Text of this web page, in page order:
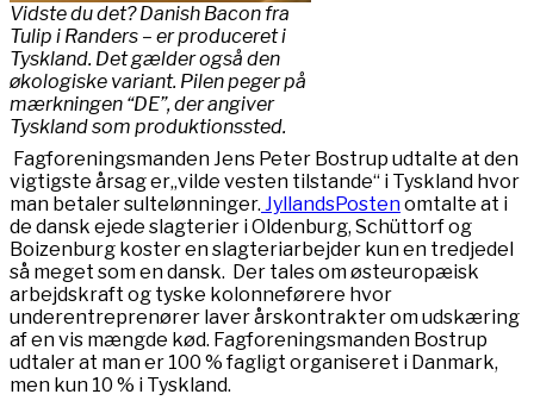
Vidste du det? Danish Bacon fra
Tulip i Randers – er produceret i
Tyskland. Det gælder også den
økologiske variant. Pilen peger på
mærkningen “DE”, der angiver
Tyskland som produktionssted.
Fagforeningsmanden Jens Peter Bostrup udtalte at den
vigtigste årsag er„vilde vesten tilstande“ i Tyskland hvor
man betaler sultelønninger. JyllandsPostenomtalte at i
de dansk ejede slagterier i Oldenburg, Schüttorf og
Boizenburg koster en slagteriarbejder kun en tredjedel
så meget som en dansk. Der tales om østeuropæisk
arbejdskraft og tyske kolonneførere hvor
underentreprenører laver årskontrakter om udskæring
af en vis mængde kød. Fagforeningsmanden Bostrup
udtaler at man er 100 % fagligt organiseret i Danmark,
men kun 10 % i Tyskland.